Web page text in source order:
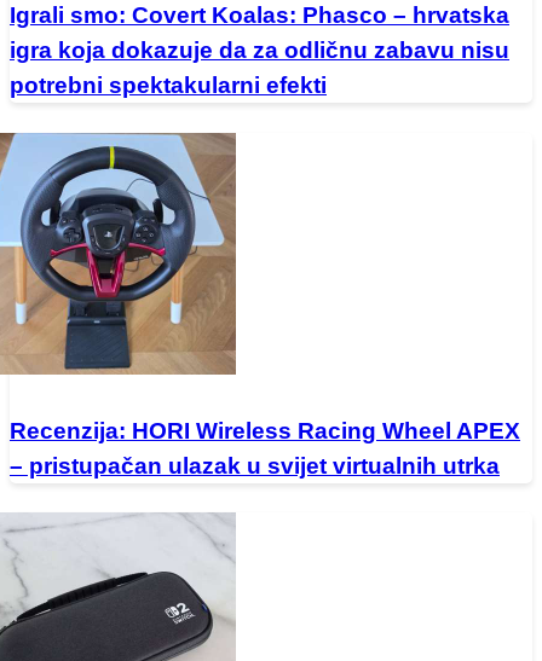
Igrali smo: Covert Koalas: Phasco – hrvatska
igra koja dokazuje da za odličnu zabavu nisu
potrebni spektakularni efekti
Recenzija: HORI Wireless Racing Wheel APEX
– pristupačan ulazak u svijet virtualnih utrka